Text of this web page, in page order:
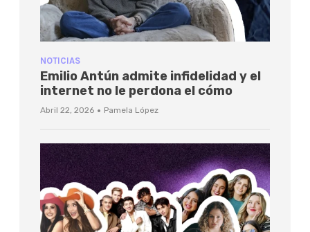
NOTICIAS
Emilio Antún admite infidelidad y el
internet no le perdona el cómo
Abril 22, 2026 · Pamela López